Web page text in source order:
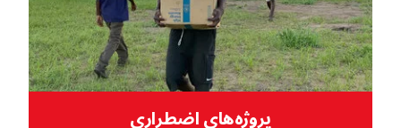
پروژه‌های اضطراری